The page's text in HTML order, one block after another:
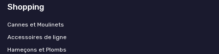
Shopping
Cannes et Moulinets
Accessoires de ligne
Hameçons et Plombs